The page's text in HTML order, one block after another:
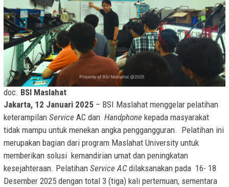
doc. BSI Maslahat
Jakarta, 12 Januari 2025 – BSI Maslahat menggelar pelatihan
keterampilan Service AC dan Handphone kepada masyarakat
tidak mampu untuk menekan angka penggangguran. Pelatihan ini
merupakan bagian dari program Maslahat University untuk
memberikan solusi kemandirian umat dan peningkatan
kesejahteraan. Pelatihan Service ACdilaksanakan pada 16- 18
Desember 2025 dengan total 3 (tiga) kali pertemuan, sementara